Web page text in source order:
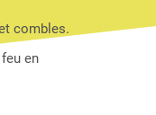
combles.
en